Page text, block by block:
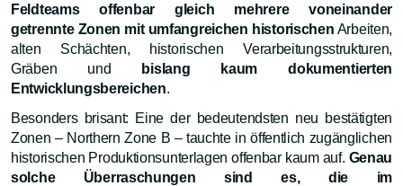
Feldteams offenbar gleich mehrere voneinander
getrennte Zonen mit umfangreichen historischen Arbeiten,
alten Schächten, historischen Verarbeitungsstrukturen,
Gräben und
bislang kaum dokumentierten
Entwicklungsbereichen.
Besonders brisant: Eine der bedeutendsten neu bestätigten
Zonen – Northern Zone B – tauchte in öffentlich zugänglichen
historischen Produktionsunterlagen offenbar kaum auf. Genau
solche Überraschungen sind es, die im